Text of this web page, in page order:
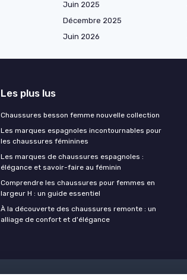
Juin 2025
Décembre 2025
Juin 2026
Les plus lus
Chaussures besson femme nouvelle collection
Les marques espagnoles incontournables pour
les chaussures féminines
Les marques de chaussures espagnoles :
élégance et savoir-faire au féminin
Comprendre les chaussures pour femmes en
largeur H : un guide essentiel
À la découverte des chaussures remonte : un
alliage de confort et d'élégance